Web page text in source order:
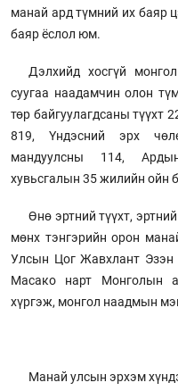
манай ард түмний их баяр
баяр ёслол юм.
Дэлхийд хосгүй
суугаа наадамчин олон
төр байгуулагдсаны түүхт
819, Үндэсний эрх
мандуулсны 114,
хувьсгалын 35 жилийн ойн
Өнө эртний түүхт,
мөнх тэнгэрийн орон
Улсын Цог Жавхлант Эзэн
Масако нарт Монголын
хүргэж, монгол наадмын
Манай улсын эрхэм